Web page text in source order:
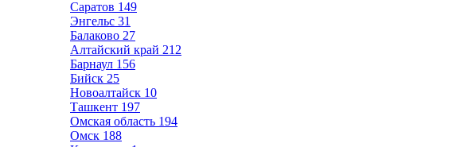
Саратов 149
Энгельс 31
Балаково 27
Алтайский край 212
Барнаул 156
Бийск 25
Новоалтайск 10
Ташкент 197
Омская область 194
Омск 188